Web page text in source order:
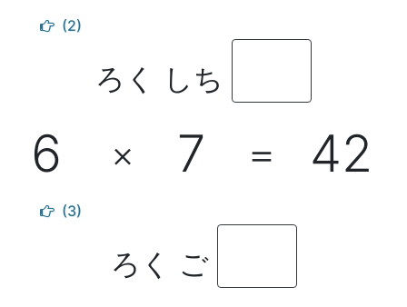
(2)
ろく しち
6 × 7 ＝ 42
(3)
ろく ご